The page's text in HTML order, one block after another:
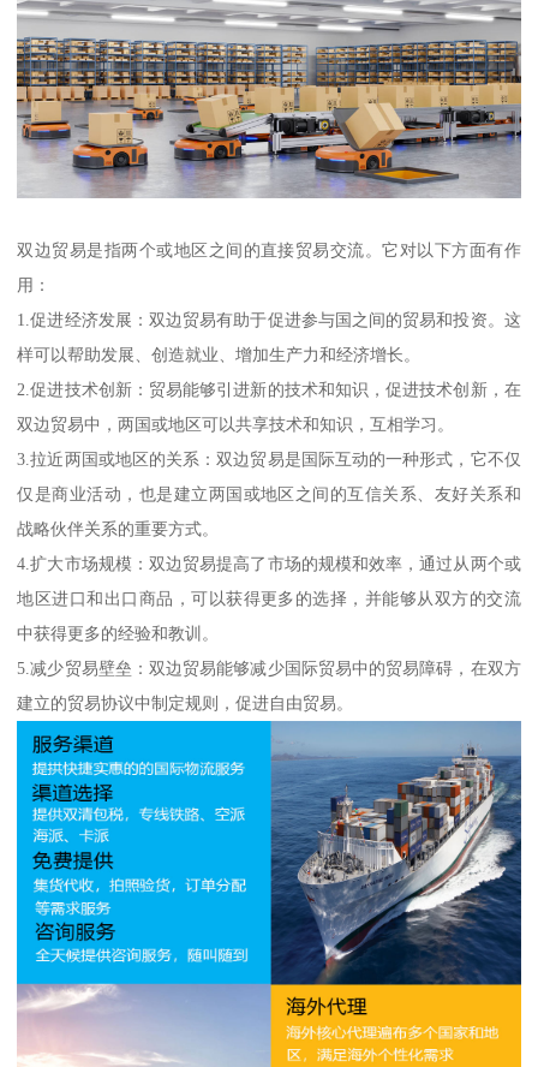
双边贸易是指两个或地区之间的直接贸易交流。它对以下方面有作
用：
1.促进经济发展：双边贸易有助于促进参与国之间的贸易和投资。这
样可以帮助发展、创造就业、增加生产力和经济增长。
2.促进技术创新：贸易能够引进新的技术和知识，促进技术创新，在
双边贸易中，两国或地区可以共享技术和知识，互相学习。
3.拉近两国或地区的关系：双边贸易是国际互动的一种形式，它不仅
仅是商业活动，也是建立两国或地区之间的互信关系、友好关系和
战略伙伴关系的重要方式。
4.扩大市场规模：双边贸易提高了市场的规模和效率，通过从两个或
地区进口和出口商品，可以获得更多的选择，并能够从双方的交流
中获得更多的经验和教训。
5.减少贸易壁垒：双边贸易能够减少国际贸易中的贸易障碍，在双方
建立的贸易协议中制定规则，促进自由贸易。